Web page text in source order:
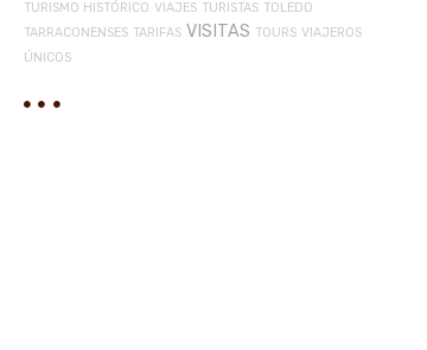
TURISMO HISTÓRICO VIAJES TURISTAS TOLEDO
TARRACONENSES TARIFAS VISITAS TOURS VIAJEROS
ÚNICOS